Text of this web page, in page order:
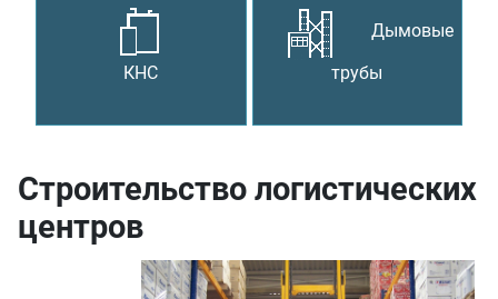
КНС
Дымовые
трубы
Строительство логистических
центров